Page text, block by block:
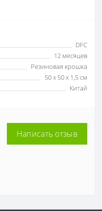
DFC
12 месяцев
Резиновая крошка
50 x 50 x 1,5 см
Китай
Написать отзыв